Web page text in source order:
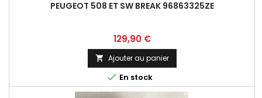
PEUGEOT 508 ET SW BREAK 96863325ZE
Prix
129,90 €
 Ajouter au panier
 En stock